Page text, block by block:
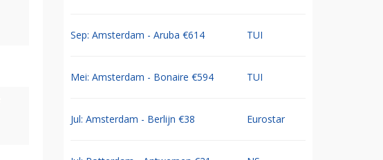
Sep: Amsterdam - Aruba €614 TUI
Mei: Amsterdam - Bonaire €594 TUI
Jul: Amsterdam - Berlijn €38 Eurostar